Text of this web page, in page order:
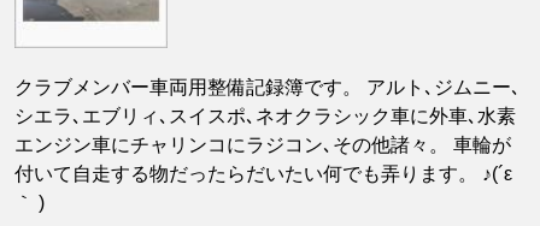
クラブメンバー車両用整備記録簿です。 アルト､ジムニー､
シエラ､エブリィ､スイスポ､ネオクラシック車に外車､水素
エンジン車にチャリンコにラジコン､その他諸々。 車輪が
付いて自走する物だったらだいたい何でも弄ります。 ♪(´ε
｀ )